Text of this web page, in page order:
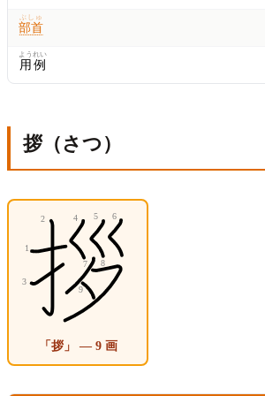
部首
ぶしゅ
用例
ようれい
拶（さつ）
「拶」 — 9 画